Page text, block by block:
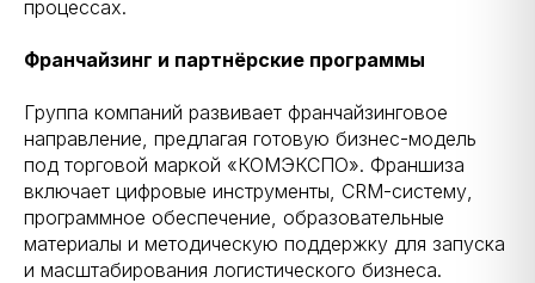
процессах.
Франчайзинг и партнёрские программы
Группа компаний развивает франчайзинговое
направление, предлагая готовую бизнес-модель
под торговой маркой «КОМЭКСПО». Франшиза
включает цифровые инструменты, CRM-систему,
программное обеспечение, образовательные
материалы и методическую поддержку для запуска
и масштабирования логистического бизнеса.